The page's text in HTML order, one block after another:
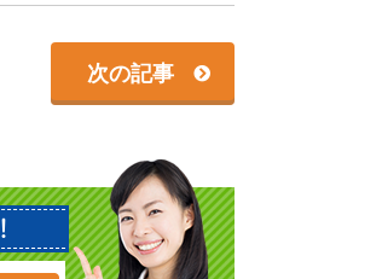
次の記事